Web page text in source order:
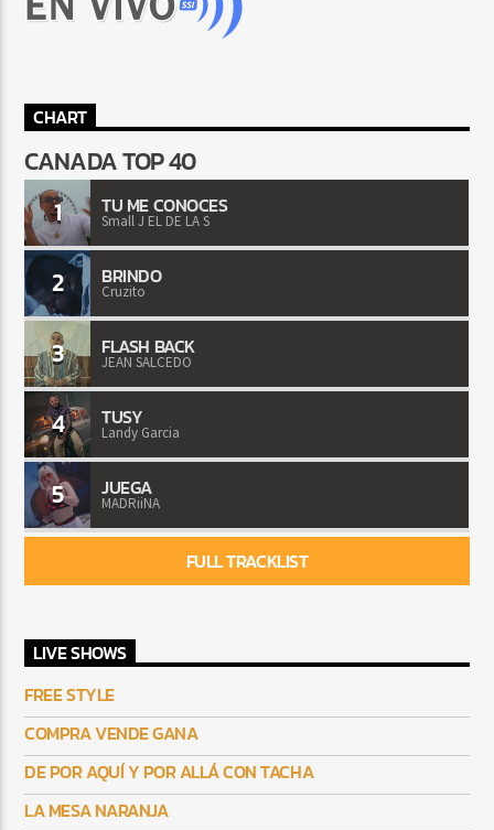
CHART
CANADA TOP 40
1 TU ME CONOCES
Small J EL DE LA S
2 BRINDO
Cruzito
3 FLASH BACK
JEAN SALCEDO
4 TUSY
Landy Garcia
5 JUEGA
MADRiiNA
FULL TRACKLIST
LIVE SHOWS
FREE STYLE
COMPRA VENDE GANA
DE POR AQUÍ Y POR ALLÁ CON TACHA
LA MESA NARANJA